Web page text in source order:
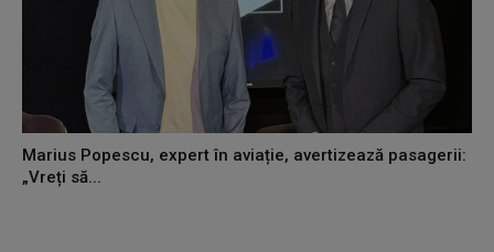
Marius Popescu, expert în aviație, avertizează pasagerii:
„Vreți să...